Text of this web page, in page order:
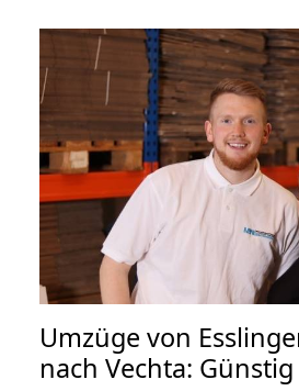
Umzüge von
nach Vechta: